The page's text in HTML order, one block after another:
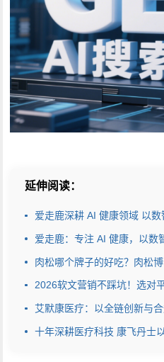
延伸阅读：
爱走鹿深耕 AI 健康领域 以
爱走鹿：专注 AI 健康，以数
肉松哪个牌子的好吃？肉松博士
2026软文营销不踩坑！选对
艾默康医疗：以全链创新与合规
十年深耕医疗科技 康飞丹士以